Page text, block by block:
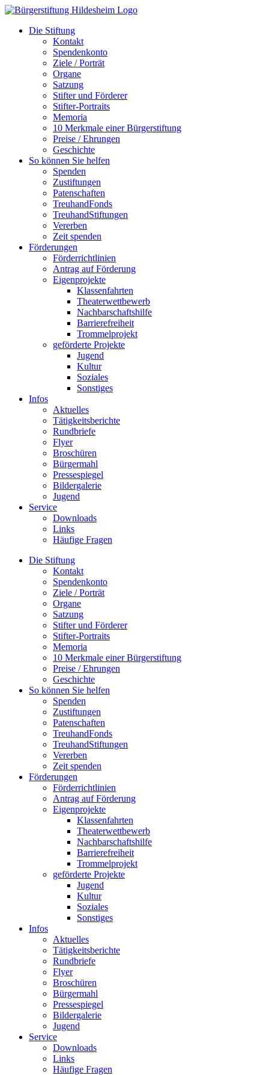
Zum
springenDie Stiftung
Kontakt
Spendenkonto
Ziele / Porträt
Organe
Satzung
Stifter und Förderer
Stifter-Portraits
Memoria
10 Merkmale einer Bürgerstiftung
Preise / Ehrungen
Geschichte
So können Sie helfen
Spenden
Zustiftungen
Patenschaften
TreuhandFonds
TreuhandStiftungen
Vererben
Zeit spenden
Förderungen
Förderrichtlinien
Antrag auf Förderung
Eigenprojekte
Klassenfahrten
Theaterwettbewerb
Nachbarschaftshilfe
Barrierefreiheit
Trommelprojekt
geförderte Projekte
Jugend
Kultur
Soziales
Sonstiges
Infos
Aktuelles
Tätigkeitsberichte
Rundbriefe
Flyer
Broschüren
Bürgermahl
Pressespiegel
Bildergalerie
Jugend
Service
Downloads
Links
Häufige Fragen
Die Stiftung
Kontakt
Spendenkonto
Ziele / Porträt
Organe
Satzung
Stifter und Förderer
Stifter-Portraits
Memoria
10 Merkmale einer Bürgerstiftung
Preise / Ehrungen
Geschichte
So können Sie helfen
Spenden
Zustiftungen
Patenschaften
TreuhandFonds
TreuhandStiftungen
Vererben
Zeit spenden
Förderungen
Förderrichtlinien
Antrag auf Förderung
Eigenprojekte
Klassenfahrten
Theaterwettbewerb
Nachbarschaftshilfe
Barrierefreiheit
Trommelprojekt
geförderte Projekte
Jugend
Kultur
Soziales
Sonstiges
Infos
Aktuelles
Tätigkeitsberichte
Rundbriefe
Flyer
Broschüren
Bürgermahl
Pressespiegel
Bildergalerie
Jugend
Service
Downloads
Links
Häufige Fragen